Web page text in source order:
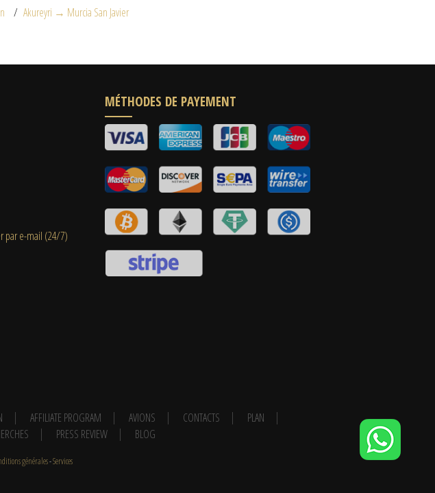
Akureyri → Murcia San Javier
par e-mail (24/7)
MÉTHODES DE PAYEMENT
AFFILIATE PROGRAM AVIONS CONTACTS
PLAN
PRESS REVIEW BLOG
générales-Services